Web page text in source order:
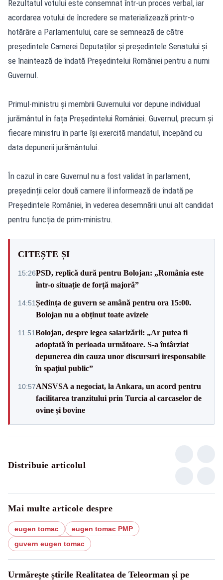
Rezultatul votului este consemnat într-un proces verbal, iar
acordarea votului de încredere se materializează printr-o
hotărâre a Parlamentului, care se semnează de către
președintele Camerei Deputaților și președintele Senatului și
se înaintează de îndată Președintelui României pentru a numi
Guvernul.
Primul-ministru și membrii Guvernului vor depune individual
jurământul în fața Președintelui României. Guvernul, precum și
fiecare ministru în parte își exercită mandatul, începând cu
data depunerii jurământului.
În cazul în care Guvernul nu a fost validat în parlament,
președinții celor două camere îl informează de îndată pe
Președintele României, în vederea desemnării unui alt candidat
pentru funcția de prim-ministru.
CITEȘTE ȘI
15:26PSD, replică dură pentru Bolojan: „România este
într-o situație de forță majoră”
14:51Ședința de guvern se amână pentru ora 15:00.
Bolojan nu a obținut toate avizele
11:51Bolojan, despre legea salarizării: „Ar putea fi
adoptată în perioada următoare. S-a întârziat
depunerea din cauza unor discursuri iresponsabile
în spaţiul public”
10:57ANSVSA a negociat, la Ankara, un acord pentru
facilitarea tranzitului prin Turcia al carcaselor de
ovine și bovine
Distribuie articolul
Mai multe articole despre
eugen tomac
eugen tomac PMP
guvern eugen tomac
Urmărește știrile Realitatea de Teleorman și pe